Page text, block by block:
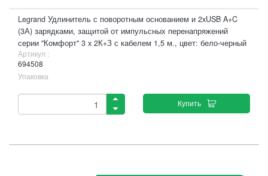
Legrand Удлинитель с поворотным основанием и 2xUSB A+C
(3А) зарядками, защитой от импульсных перенапряжений
серии "Комфорт" 3 x 2К+З с кабелем 1,5 м., цвет: бело-черный
Артикул :
694508
Упаковка
Купить